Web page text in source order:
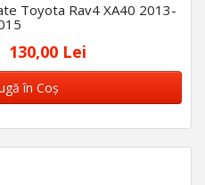
Toyota Rav4 XA40 2013-
130,00 Lei
în Coş